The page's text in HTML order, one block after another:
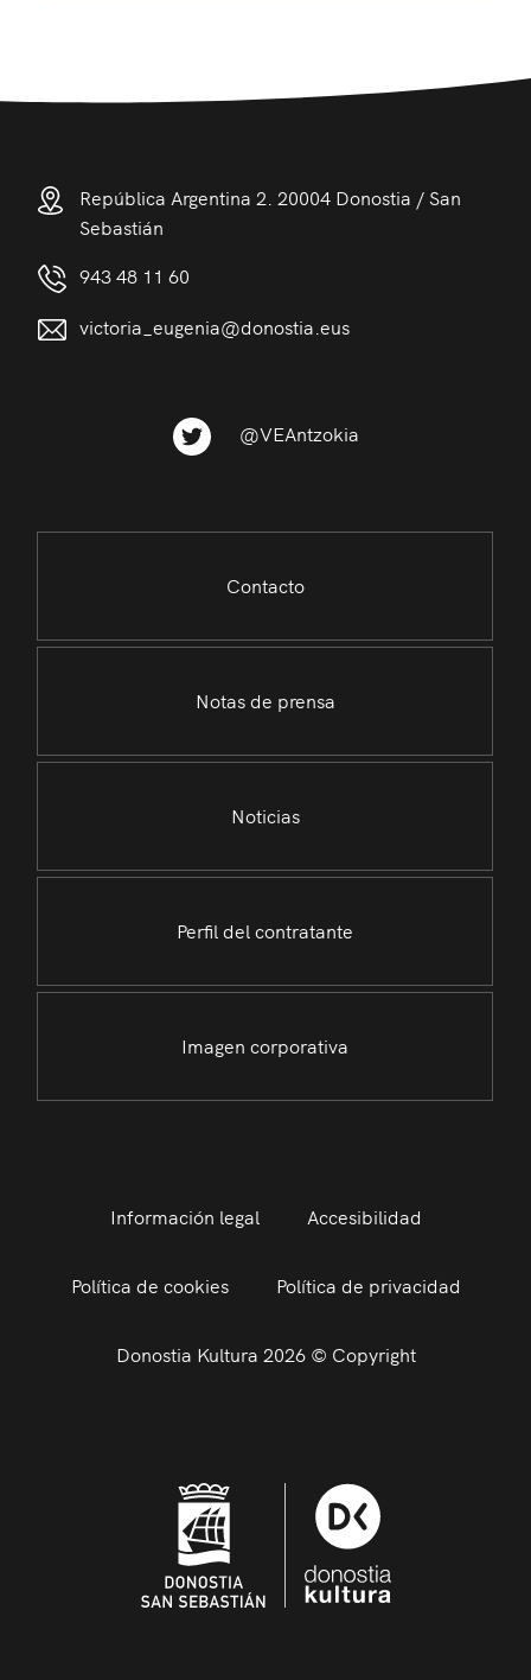
República Argentina 2. 20004 Donostia / San
Sebastián
943 48 11 60
victoria_eugenia@donostia.eus
@VEAntzokia
Contacto
Notas de prensa
Noticias
Perfil del contratante
Imagen corporativa
Información legal Accesibilidad
Política de cookies Política de privacidad
Donostia Kultura 2026 © Copyright